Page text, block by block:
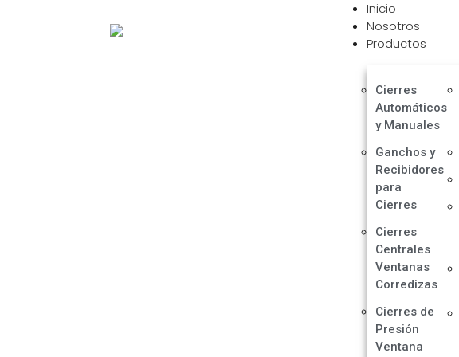
Inicio
Nosotros
Productos
Cierres
Automáticos
y Manuales
Ganchos y
Recibidores
para
Cierres
Cierres
Centrales
Ventanas
Corredizas
Cierres de
Presión
Ventana